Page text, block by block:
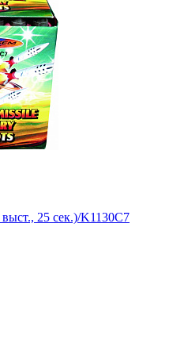
25 сек.)/K1130C7